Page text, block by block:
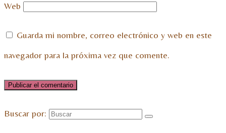
Web
Guarda mi nombre, correo electrónico y web en este
navegador para la próxima vez que comente.
Buscar por: